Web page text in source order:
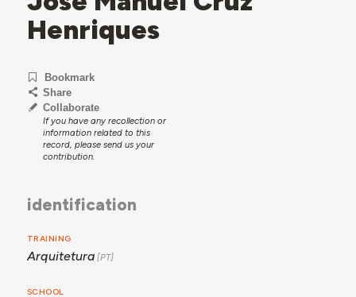
Henriques
Bookmark
Share
Collaborate
If you have any recollection or
information related to this
record, please send us your
contribution.
identification
TRAINING
Arquitetura
SCHOOL